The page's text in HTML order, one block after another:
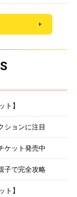
ト】
ションに注目
ケット発売中
子で完全攻略
ト】